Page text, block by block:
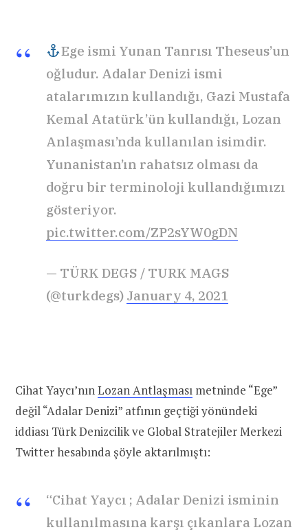
Ege ismi Yunan Tanrısı Theseus’un
oğludur. Adalar Denizi ismi
atalarımızın kullandığı, Gazi Mustafa
Kemal Atatürk’ün kullandığı, Lozan
Anlaşması’nda kullanılan isimdir.
Yunanistan’ın rahatsız olması da
doğru bir terminoloji kullandığımızı
gösteriyor.
pic.twitter.com/ZP2sYW0gDN
— TÜRK DEGS / TURK MAGS
(@turkdegs) January 4, 2021
Cihat Yaycı’nınLozan Antlaşması metninde “Ege”
değil “Adalar Denizi” atfının geçtiği yönündeki
iddiası Türk Denizcilik ve Global Stratejiler Merkezi
Twitter hesabında şöyle aktarılmıştı:
“Cihat Yaycı ; Adalar Denizi isminin
kullanılmasına karşı çıkanlara Lozan